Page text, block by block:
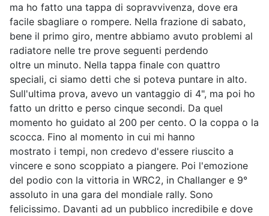
ma ho fatto una tappa di sopravvivenza, dove era
facile sbagliare o rompere. Nella frazione di sabato,
bene il primo giro, mentre abbiamo avuto problemi al
radiatore nelle tre prove seguenti perdendo
oltre un minuto. Nella tappa finale con quattro
speciali, ci siamo detti che si poteva puntare in alto.
Sull'ultima prova, avevo un vantaggio di 4", ma poi ho
fatto un dritto e perso cinque secondi. Da quel
momento ho guidato al 200 per cento. O la coppa o la
scocca. Fino al momento in cui mi hanno
mostrato i tempi, non credevo d'essere riuscito a
vincere e sono scoppiato a piangere. Poi l'emozione
del podio con la vittoria in WRC2, in Challanger e 9°
assoluto in una gara del mondiale rally. Sono
felicissimo. Davanti ad un pubblico incredibile e dove